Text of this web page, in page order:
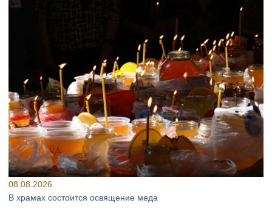
08.08.2026
В храмах состоится освящение меда